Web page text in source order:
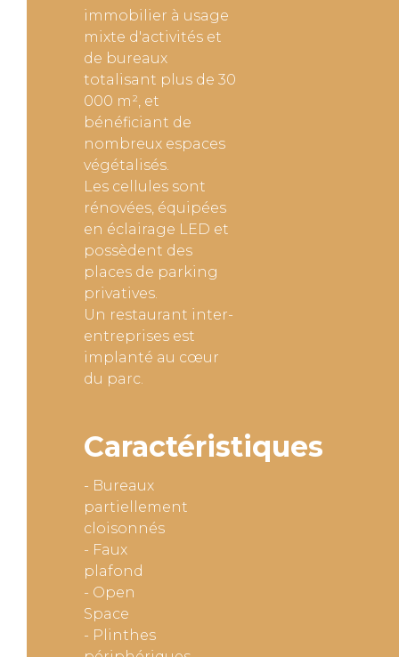
immobilier à usage
mixte d'activités et
de bureaux
totalisant plus de 30
000 m², et
bénéficiant de
nombreux espaces
végétalisés.
Les cellules sont
rénovées, équipées
en éclairage LED et
possèdent des
places de parking
privatives.
Un restaurant inter-
entreprises est
implanté au cœur
du parc.
Caractéristiques
- Bureaux
partiellement
cloisonnés
- Faux
plafond
- Open
Space
- Plinthes